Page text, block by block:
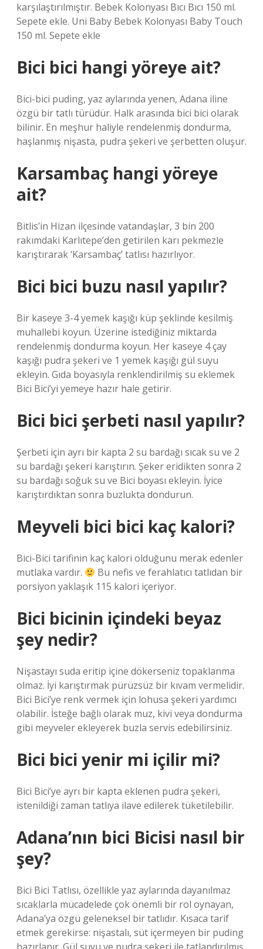
karşılaştırılmıştır. Bebek Kolonyası Bıcı Bıcı 150 ml.
Sepete ekle. Uni Baby Bebek Kolonyası Baby Touch
150 ml. Sepete ekle
Bici bici hangi yöreye ait?
Bici-bici puding, yaz aylarında yenen, Adana iline
özgü bir tatlı türüdür. Halk arasında bici bici olarak
bilinir. En meşhur haliyle rendelenmiş dondurma,
haşlanmış nişasta, pudra şekeri ve şerbetten oluşur.
Karsambaç hangi yöreye
ait?
Bitlis’in Hizan ilçesinde vatandaşlar, 3 bin 200
rakımdaki Karlıtepe’den getirilen karı pekmezle
karıştırarak ‘Karsambaç’ tatlısı hazırlıyor.
Bici bici buzu nasıl yapılır?
Bir kaseye 3-4 yemek kaşığı küp şeklinde kesilmiş
muhallebi koyun. Üzerine istediğiniz miktarda
rendelenmiş dondurma koyun. Her kaseye 4 çay
kaşığı pudra şekeri ve 1 yemek kaşığı gül suyu
ekleyin. Gıda boyasıyla renklendirilmiş su eklemek
Bici Bici’yi yemeye hazır hale getirir.
Bici bici şerbeti nasıl yapılır?
Şerbeti için ayrı bir kapta 2 su bardağı sıcak su ve 2
su bardağı şekeri karıştırın. Şeker eridikten sonra 2
su bardağı soğuk su ve Bici boyası ekleyin. İyice
karıştırdıktan sonra buzlukta dondurun.
Meyveli bici bici kaç kalori?
Bici-Bici tarifinin kaç kalori olduğunu merak edenler
mutlaka vardır.
Bu nefis ve ferahlatıcı tatlıdan bir
porsiyon yaklaşık 115 kalori içeriyor.
Bici bicinin içindeki beyaz
şey nedir?
Nişastayı suda eritip içine dökerseniz topaklanma
olmaz. İyi karıştırmak pürüzsüz bir kıvam vermelidir.
Bici Bici’ye renk vermek için lohusa şekeri yardımcı
olabilir. İsteğe bağlı olarak muz, kivi veya dondurma
gibi meyveler ekleyerek buzla servis edebilirsiniz.
Bici bici yenir mi içilir mi?
Bici Bici’ye ayrı bir kapta eklenen pudra şekeri,
istenildiği zaman tatlıya ilave edilerek tüketilebilir.
Adana’nın bici Bicisi nasıl bir
şey?
Bici Bici Tatlısı, özellikle yaz aylarında dayanılmaz
sıcaklarla mücadelede çok önemli bir rol oynayan,
Adana’ya özgü geleneksel bir tatlıdır. Kısaca tarif
etmek gerekirse: nişastalı, süt içermeyen bir puding